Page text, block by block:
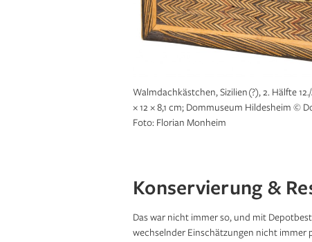
Walmdachkästchen, Sizilien (?), 2. Hälfte
× 12 × 8,1 cm; Dommuseum Hildesheim ©
Foto: Florian Monheim
Ein moderner Magazin-Neubau für die
Holstein wird die historischen
Scheidt Kasprusch Architekten, Berlin ©
Architekten, Berlin
Almagul Menlibayeva, Transoxiana Dreams
Videoarchiv des Ludwig Forums Aachen
Eurasian Art Advisors LLC
Konservierung &
Das war nicht immer so, und mit
wechselnder Einschätzungen nicht immer